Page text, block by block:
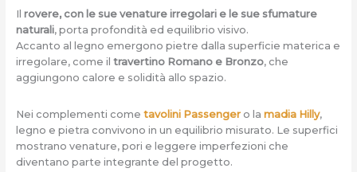
Il rovere, con le sue venature irregolari e le sue sfumature
naturali, porta profondità ed equilibrio visivo.
Accanto al legno emergono pietre dalla superficie materica e
irregolare, come il travertino Romano e Bronzo, che
aggiungono calore e solidità allo spazio.
Nei complementi come tavolini Passengero la madia Hilly,
legno e pietra convivono in un equilibrio misurato. Le superfici
mostrano venature, pori e leggere imperfezioni che
diventano parte integrante del progetto.